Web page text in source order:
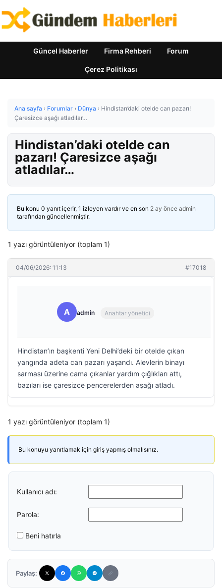
Güncel Haberler Firma Rehberi Forum
Çerez Politikası
Ana sayfa › Forumlar › Dünya › Hindistan’daki otelde can pazarı!
Çaresizce aşağı atladılar…
Hindistan’daki otelde can
pazarı! Çaresizce aşağı
atladılar…
Bu konu 0 yanıt içerir, 1 izleyen vardır ve en son 2 ay önce admin
tarafından güncellenmiştir.
1 yazı görüntüleniyor (toplam 1)
04/06/2026: 11:13 #17018
A admin Anahtar yönetici
Hindistan’ın başkenti Yeni Delhi’deki bir otelde çıkan
yangında adeta can pazarı yaşandı. Alevlerin binayı
sarması üzerine cama çıkanlar yardım çığlıkları attı,
bazıları ise çaresizce pencerelerden aşağı atladı.
1 yazı görüntüleniyor (toplam 1)
Bu konuyu yanıtlamak için giriş yapmış olmalısınız.
Kullanıcı adı:
Parola:
Beni hatırla
Paylaş: